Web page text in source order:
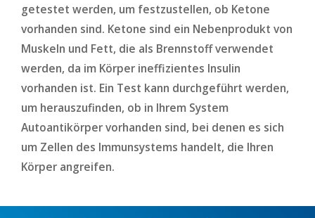
getestet werden, um festzustellen, ob Ketone
vorhanden sind. Ketone sind ein Nebenprodukt von
Muskeln und Fett, die als Brennstoff verwendet
werden, da im Körper ineffizientes Insulin
vorhanden ist. Ein Test kann durchgeführt werden,
um herauszufinden, ob in Ihrem System
Autoantikörper vorhanden sind, bei denen es sich
um Zellen des Immunsystems handelt, die Ihren
Körper angreifen.